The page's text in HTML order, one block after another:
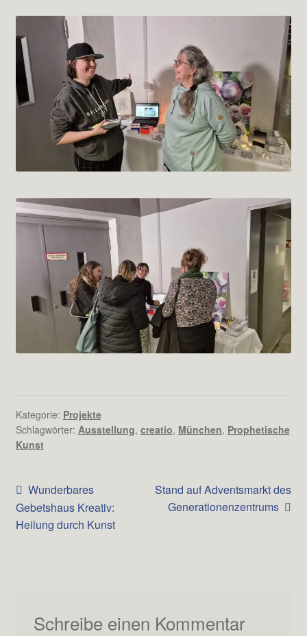
Kategorie: Projekte
Schlagwörter: Ausstellung, creatio, München, Prophetische
Kunst
Beitrags-
Navigation
Vorheriger
Beitrag:
Wunderbares
Gebetshaus Kreativ:
Heilung durch Kunst
Nächster
Beitrag:
Stand auf Adventsmarkt des
Generationenzentrums
Schreibe einen Kommentar